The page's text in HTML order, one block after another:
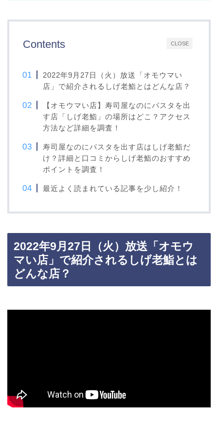
CLOSE
Contents
2022年9月27日（火）放送「オモウマい
店」で紹介されるしげ老鮨とはどんな店？
【オモウマい店】寿司屋なのにパスタを出
す店「しげ老鮨」の場所はどこ？アクセス
方法など詳細を調査！
寿司屋なのにパスタを出す店はしげ老鮨だ
け？詳細と口コミからしげ老鮨のおすすめ
ポイントを調査！
最近よく読まれている記事を少し紹介！
2022年9月27日（火）放送「オモウ
マい店」で紹介されるしげ老鮨とは
どんな店？